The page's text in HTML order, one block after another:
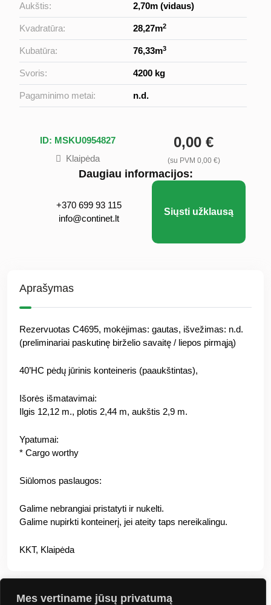
Mes vertiname jūsų privatumą
Aukštis: 2,70m (vidaus)
Kvadratūra: 28,27m2
Kubatūra: 76,33m3
Svoris: 4200 kg
Pagaminimo metai: n.d.
ID: MSKU0954827
Klaipėda
0,00 €
(su PVM 0,00 €)
Daugiau informacijos:
+370 699 93 115
info@continet.lt
Siųsti užklausą
Aprašymas
Rezervuotas C4695, mokėjimas: gautas, išvežimas: n.d.
(preliminariai paskutinę birželio savaitę / liepos pirmąją)
40’HC pėdų jūrinis konteineris (paaukštintas),
Išorės išmatavimai:
Ilgis 12,12 m., plotis 2,44 m, aukštis 2,9 m.
Ypatumai:
* Cargo worthy
Siūlomos paslaugos:
Galime nebrangiai pristatyti ir nukelti.
Galime nupirkti konteinerį, jei ateity taps nereikalingu.
KKT, Klaipėda